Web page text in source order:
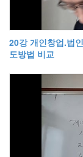
20강 개인창업.법
도방법 비교